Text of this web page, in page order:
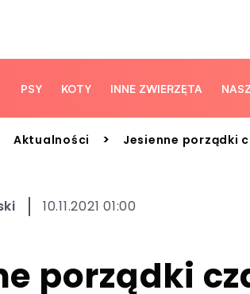
PSY KOTY INNE ZWIERZĘTA
Aktualności > Jesienne porządki
10.11.2021 01:00
porządki